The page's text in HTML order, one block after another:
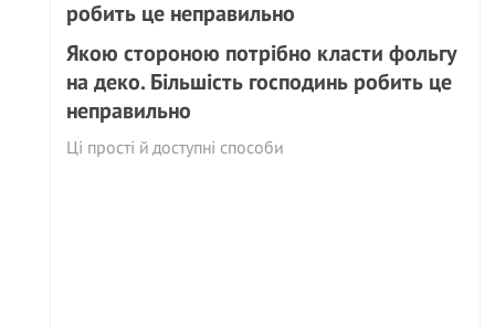
Якою стороною потрібно класти фольгу
на деко. Більшість господинь робить це
неправильно
Ці прості й доступні способи